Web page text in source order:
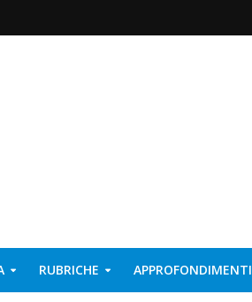
RUBRICHE APPROFONDIMENTI